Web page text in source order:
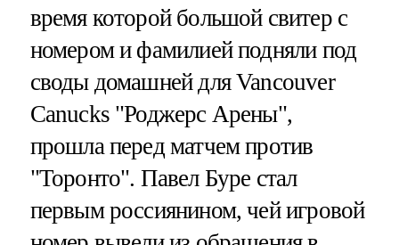
время которой большой свитер с
номером и фамилией подняли под
своды домашней для Vancouver
Canucks "Роджерс Арены",
прошла перед матчем против
"Торонто". Павел Буре стал
первым россиянином, чей игровой